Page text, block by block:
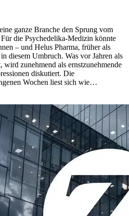
ganze Branche den Sprung vom
die Psychedelika-Medizin könnte
– und Helus Pharma, früher als
diesem Umbruch. Was vor Jahren als
wird zunehmend als ernstzunehmende
diskutiert. Die
Wochen liest sich wie…